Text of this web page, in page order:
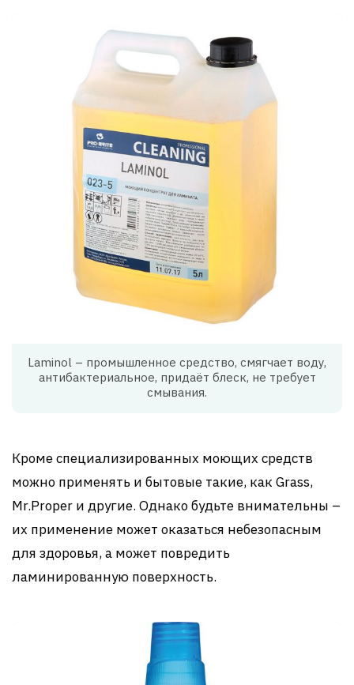
Laminol – промышленное средство, смягчает воду,
антибактериальное, придаёт блеск, не требует
смывания.
Кроме специализированных моющих средств
можно применять и бытовые такие, как Grass,
Mr.Proper и другие. Однако будьте внимательны –
их применение может оказаться небезопасным
для здоровья, а может повредить
ламинированную поверхность.